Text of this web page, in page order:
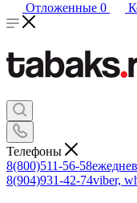
Отложенные 0
Телефоны
8(800)511-56-58
8(904)931-42-74viber,